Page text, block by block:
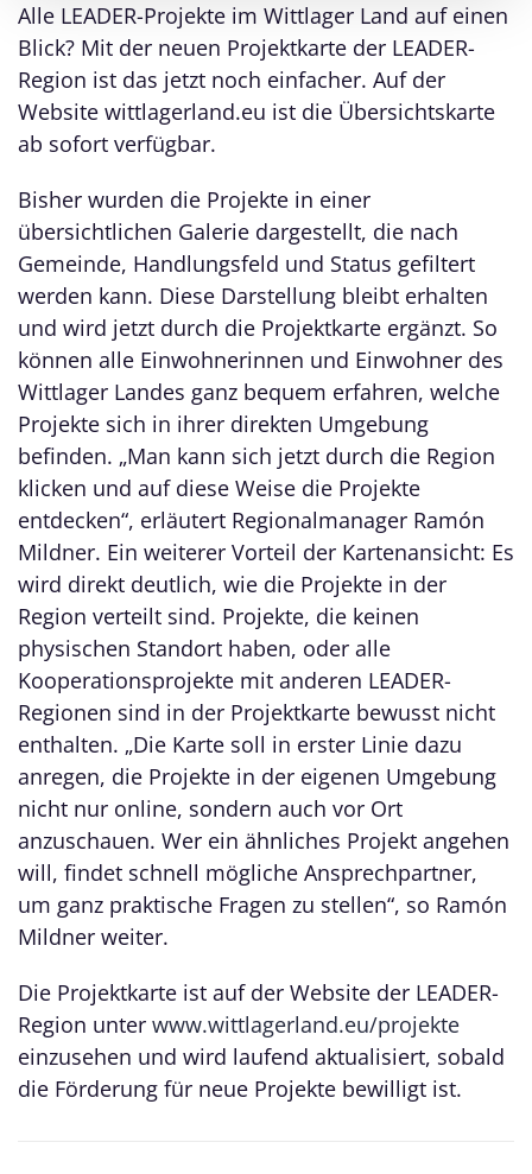
Alle LEADER-Projekte im Wittlager Land auf einen
Blick? Mit der neuen Projektkarte der LEADER-
Region ist das jetzt noch einfacher. Auf der
Website wittlagerland.eu ist die Übersichtskarte
ab sofort verfügbar.
Bisher wurden die Projekte in einer
übersichtlichen Galerie dargestellt, die nach
Gemeinde, Handlungsfeld und Status gefiltert
werden kann. Diese Darstellung bleibt erhalten
und wird jetzt durch die Projektkarte ergänzt. So
können alle Einwohnerinnen und Einwohner des
Wittlager Landes ganz bequem erfahren, welche
Projekte sich in ihrer direkten Umgebung
befinden. „Man kann sich jetzt durch die Region
klicken und auf diese Weise die Projekte
entdecken“, erläutert Regionalmanager Ramón
Mildner. Ein weiterer Vorteil der Kartenansicht: Es
wird direkt deutlich, wie die Projekte in der
Region verteilt sind. Projekte, die keinen
physischen Standort haben, oder alle
Kooperationsprojekte mit anderen LEADER-
Regionen sind in der Projektkarte bewusst nicht
enthalten. „Die Karte soll in erster Linie dazu
anregen, die Projekte in der eigenen Umgebung
nicht nur online, sondern auch vor Ort
anzuschauen. Wer ein ähnliches Projekt angehen
will, findet schnell mögliche Ansprechpartner,
um ganz praktische Fragen zu stellen“, so Ramón
Mildner weiter.
Die Projektkarte ist auf der Website der LEADER-
Region unter www.wittlagerland.eu/projekte
einzusehen und wird laufend aktualisiert, sobald
die Förderung für neue Projekte bewilligt ist.